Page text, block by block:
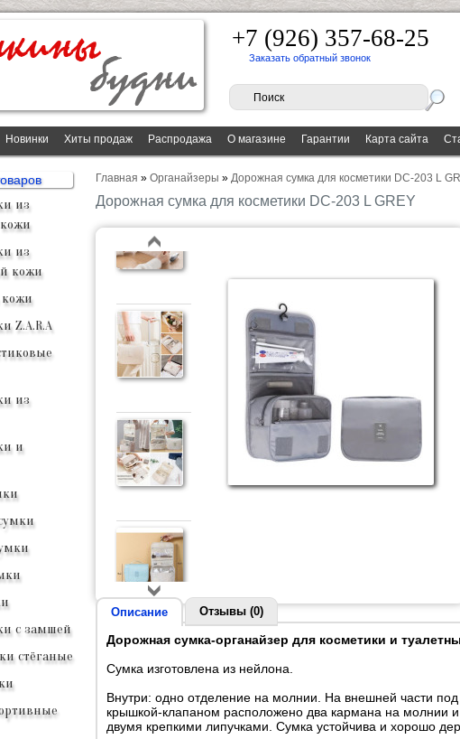
+7 (926) 357-68-25
Заказать обратный звонок
Новинки Хиты продаж Распродажа О магазине Гарантии Карта сайта
из
из
кожи
кожи
Z.A.R.A
из
и
с замшей
стёганые
Главная » Органайзеры » Дорожная сумка для косметики DC-203 L
Дорожная сумка для косметики DC-203 L GREY
Описание Отзывы (0)
Дорожная сумка-органайзер для косметики и
Сумка изготовлена из нейлона.
Внутри: одно отделение на молнии. На внешней части
крышкой-клапаном расположено два кармана на молнии
двумя крепкими липучками. Сумка устойчива и хорошо